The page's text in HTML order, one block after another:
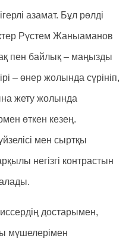
азамат. Бұл рөлді
Рүстем Жаныаманов
пен байлық – маңызды
– өнер жолында сүрініп,
жету жолында
өткен кезең.
мен сыртқы
негізгі контрастын
достарымен,
мүшелерімен